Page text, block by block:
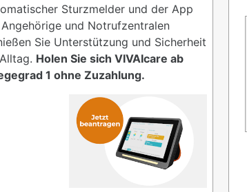
Sturzmelder und der App
und Notrufzentralen
Sie Unterstützung und Sicherheit
Holen Sie sich VIVAIcare ab
1 ohne Zuzahlung.